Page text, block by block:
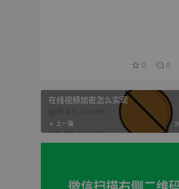
0 0
在线视频加密怎么实现
上一篇